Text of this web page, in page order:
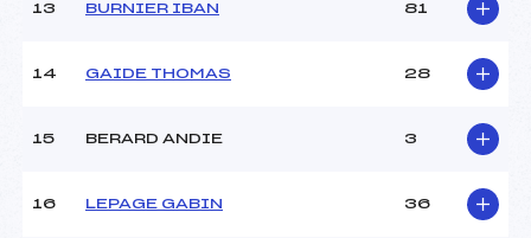
Ouvreurs C :
Ouvreurs E :
Pénalité appliquée :
230.0000
13 BURNIER IBAN 81
14 GAIDE THOMAS 28
15 BERARD ANDIE 3
16 LEPAGE GABIN 36